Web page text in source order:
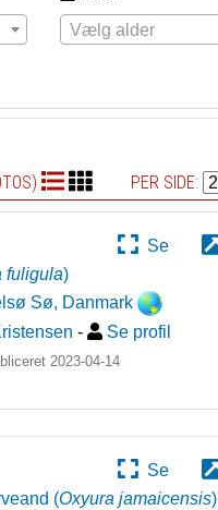
Vælg alder
PER SIDE:
Se
fuligula)
Sø, Danmark
- Se profil
2023-04-14
Se
(Oxyura jamaicensis)